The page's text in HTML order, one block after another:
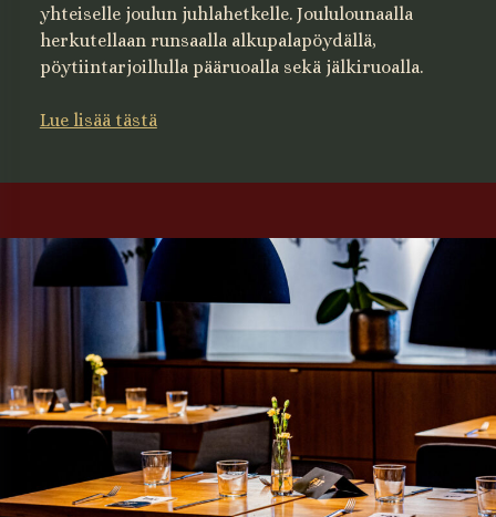
yhteiselle joulun juhlahetkelle. Joululounaalla
herkutellaan runsaalla alkupalapöydällä,
pöytiintarjoillulla pääruoalla sekä jälkiruoalla.
Lue lisää tästä